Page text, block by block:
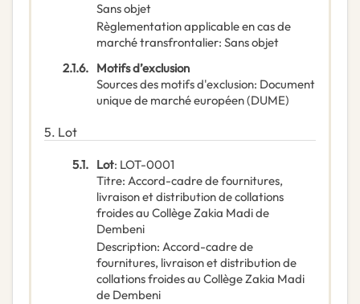
Sans objet
Règlementation applicable en cas de
marché transfrontalier: Sans objet
2.1.6. Motifs d’exclusion
Sources des motifs d'exclusion: Document
unique de marché européen (DUME)
5. Lot
5.1. Lot: LOT-0001
Titre: Accord-cadre de fournitures,
livraison et distribution de collations
froides au Collège Zakia Madi de
Dembeni
Description: Accord-cadre de
fournitures, livraison et distribution de
collations froides au Collège Zakia Madi
de Dembeni